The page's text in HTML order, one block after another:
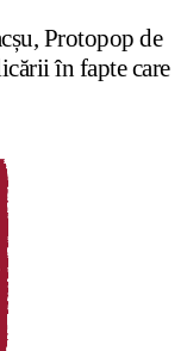
Protopop de
în fapte care